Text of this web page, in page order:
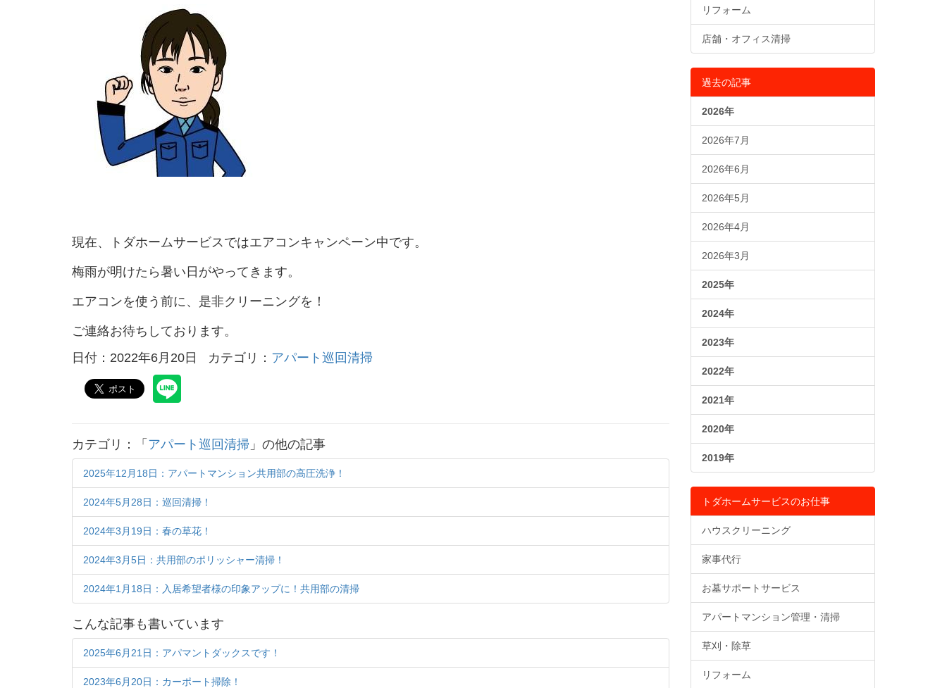
現在、トダホームサービスではエアコンキャンペーン中です。
梅雨が明けたら暑い日がやってきます。
エアコンを使う前に、是非クリーニングを！
ご連絡お待ちしております。
日付：2022年6月20日
カテゴリ： アパート巡回清掃
カテゴリ：「 アパート巡回清掃 」の他の記事
2025年12月18日：アパートマンション共用部の高圧洗浄！
2024年5月28日：巡回清掃！
2024年3月19日：春の草花！
2024年3月5日：共用部のポリッシャー清掃！
2024年1月18日：入居希望者様の印象アップに！共用部の清掃
こんな記事も書いています
2025年6月21日：アパマントダックスです！
2023年6月20日：カーポート掃除！
リフォーム
店舗・オフィス清掃
過去の記事
2026年
2026年7月
2026年6月
2026年5月
2026年4月
2026年3月
2025年
2024年
2023年
2022年
2021年
2020年
2019年
トダホームサービスのお仕事
ハウスクリーニング
家事代行
お墓サポートサービス
アパートマンション管理・清掃
草刈・除草
リフォーム